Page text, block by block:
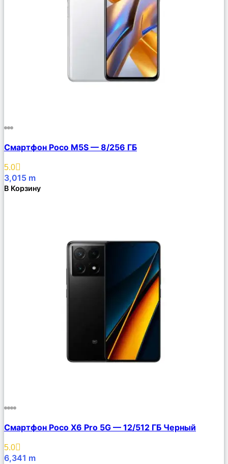
Описание
Избранное
Смартфон Poco M5S — 8/256 ГБ
5.0
3,015 m
В Корзину
Описание
Избранное
Смартфон Poco X6 Pro 5G — 12/512 ГБ Черный
5.0
6,341 m